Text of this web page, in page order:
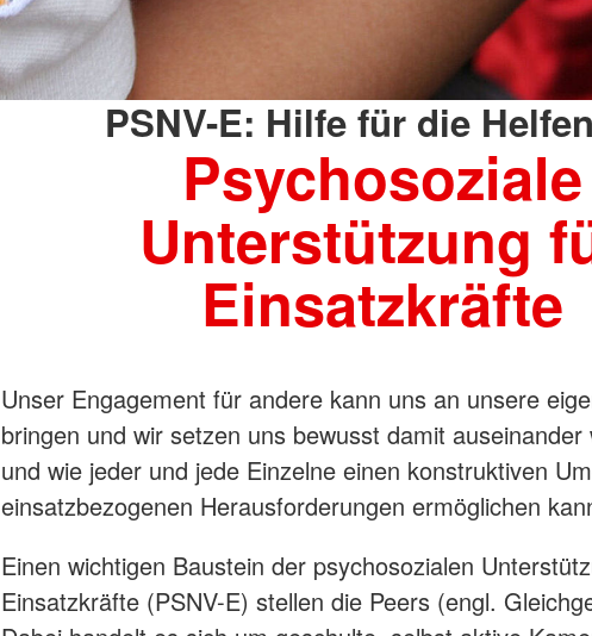
PSNV-E: Hilfe für die
Psychosoziale
Unterstützung
Einsatzkräfte
Unser Engagement für andere kann uns an unsere
bringen und wir setzen uns bewusst damit auseinander
und wie jeder und jede Einzelne einen konstruktiven
einsatzbezogenen Herausforderungen ermöglichen
Einen wichtigen Baustein der psychosozialen
Einsatzkräfte (PSNV-E) stellen die Peers (engl.